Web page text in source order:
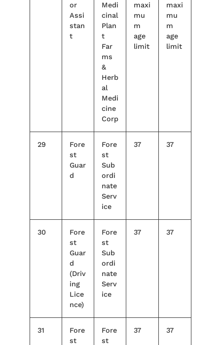
or
Assi
stan
t
Medi
cinal
Plan
t
Far
ms
&
Herb
al
Medi
cine
Corp
maxi
mu
m
age
limit
maxi
mu
m
age
limit
29
Fore
st
Guar
d
Fore
st
Sub
ordi
nate
Serv
ice
37 37
30
Fore
st
Guar
d
(Driv
ing
Lice
nce)
Fore
st
Sub
ordi
nate
Serv
ice
37 37
31
Fore
st
Fore
st
37 37